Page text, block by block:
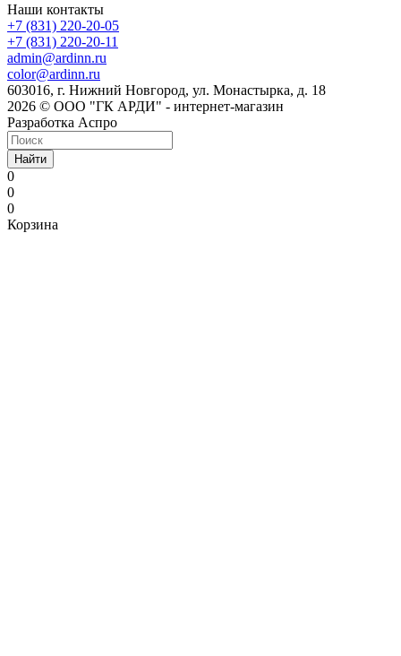
Наши контакты
+7 (831) 220-20-05
+7 (831) 220-20-11
admin@ardinn.ru
color@ardinn.ru
603016, г. Нижний Новгород, ул. Монастырка, д. 18
2026 © ООО "ГК АРДИ" - интернет-магазин
Разработка Аспро
Найти
0
0
0
Корзина